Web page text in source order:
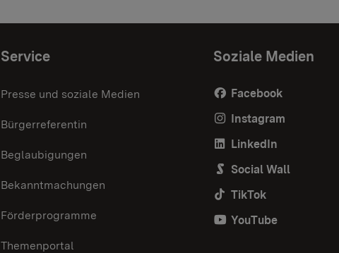
Service
Presse und soziale Medien
Bürgerreferentin
Beglaubigungen
Bekanntmachungen
Förderprogramme
Themenportal
Soziale Medien
Facebook
Instagram
LinkedIn
Social Wall
TikTok
YouTube